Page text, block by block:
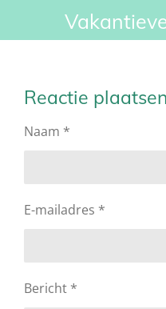
hoofdinhoud
Reactie plaatsen
Naam *
E-mailadres *
Bericht *